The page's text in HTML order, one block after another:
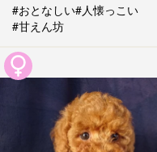
#おとなしい#人懐っこい
#甘えん坊